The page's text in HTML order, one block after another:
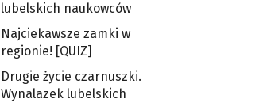
lubelskich naukowców
Najciekawsze zamki w
regionie! [QUIZ]
Drugie życie czarnuszki.
Wynalazek lubelskich